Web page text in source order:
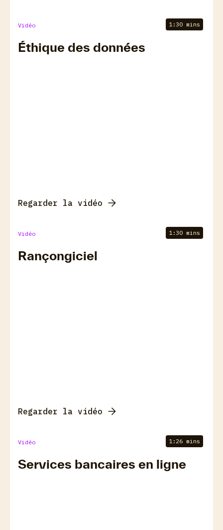
Vidéo 1:30 mins
Éthique des données
Regarder la vidéo
Vidéo 1:30 mins
Rançongiciel
Regarder la vidéo
Vidéo 1:26 mins
Services bancaires en ligne